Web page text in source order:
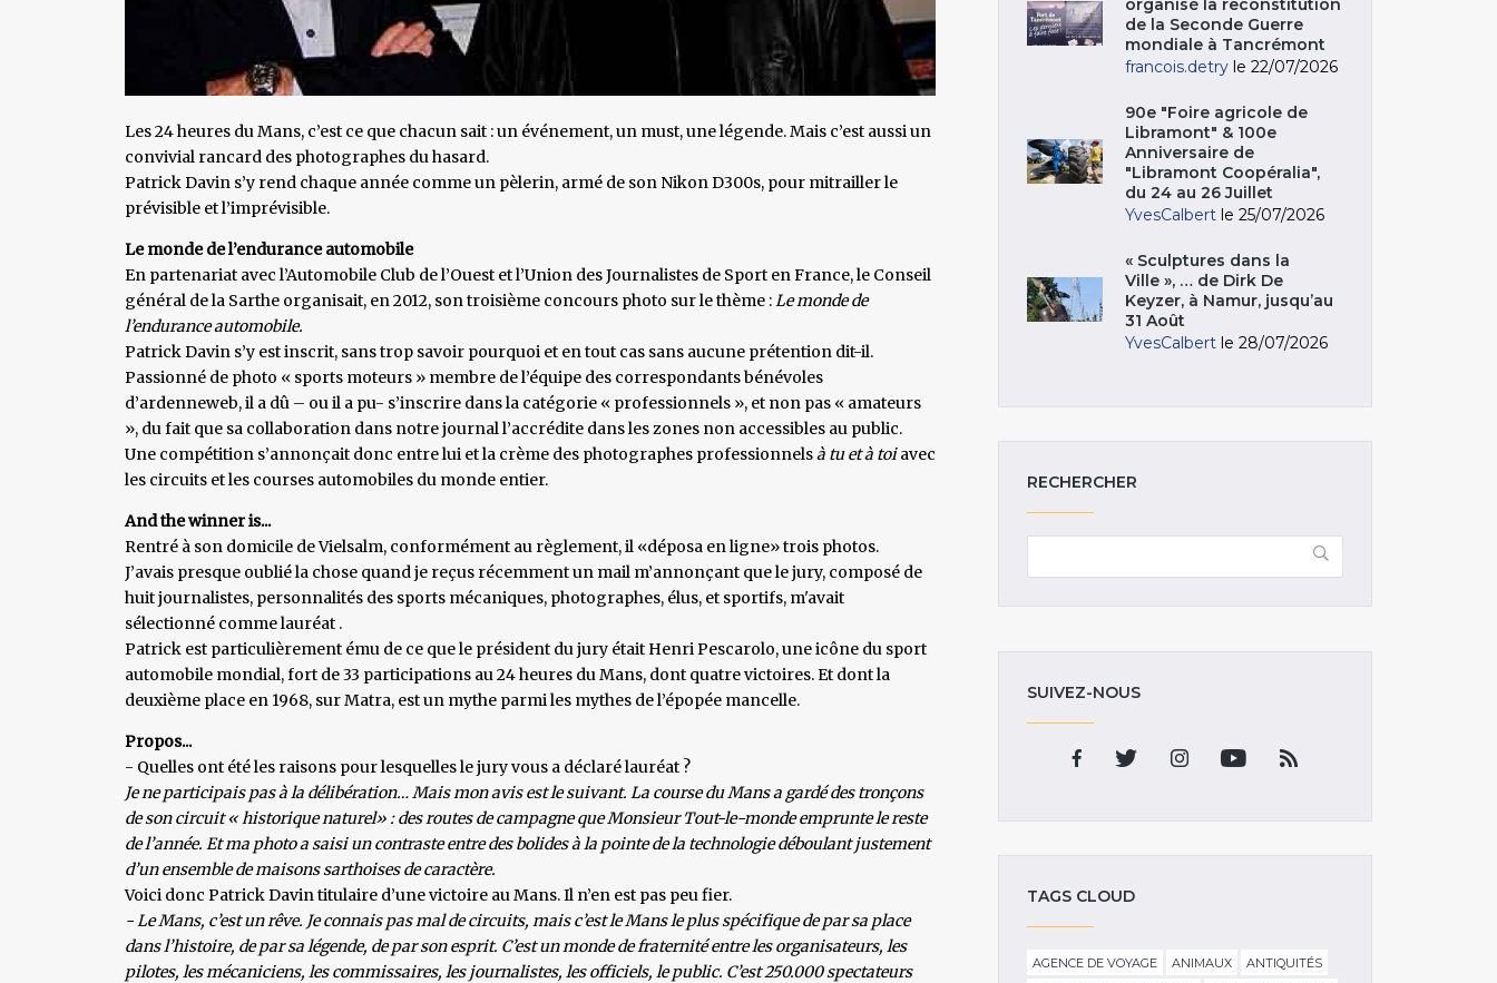
Les 24 heures du Mans, c’est ce que chacun sait : un événement, un must, une légende. Mais c’est aussi un
convivial rancard des photographes du hasard.
Patrick Davin s’y rend chaque année comme un pèlerin, armé de son Nikon D300s, pour mitrailler le
prévisible et l’imprévisible.
Le monde de l’endurance automobile
En partenariat avec l’Automobile Club de l’Ouest et l’Union des Journalistes de Sport en France, le Conseil
général de la Sarthe organisait, en 2012, son troisième concours photo sur le thème :Le monde de
l’endurance automobile.
Patrick Davin s’y est inscrit, sans trop savoir pourquoi et en tout cas sans aucune prétention dit-il.
Passionné de photo « sports moteurs » membre de l’équipe des correspondants bénévoles
d’ardenneweb, il a dû – ou il a pu- s’inscrire dans la catégorie « professionnels », et non pas « amateurs
», du fait que sa collaboration dans notre journal l’accrédite dans les zones non accessibles au public.
Une compétition s’annonçait donc entre lui et la crème des photographes professionnelsà tu et à toiavec
les circuits et les courses automobiles du monde entier.
And the winner is...
Rentré à son domicile de Vielsalm, conformément au règlement, il «déposa en ligne» trois photos.
J’avais presque oublié la chose quand je reçus récemment un mail m’annonçant que le jury, composé de
huit journalistes, personnalités des sports mécaniques, photographes, élus, et sportifs, m'avait
sélectionné comme lauréat .
Patrick est particulièrement ému de ce que le président du jury était Henri Pescarolo, une icône du sport
automobile mondial, fort de 33 participations au 24 heures du Mans, dont quatre victoires. Et dont la
deuxième place en 1968, sur Matra, est un mythe parmi les mythes de l’épopée mancelle.
Propos...
- Quelles ont été les raisons pour lesquelles le jury vous a déclaré lauréat ?
Je ne participais pas à la délibération… Mais mon avis est le suivant. La course du Mans a gardé des tronçons
de son circuit « historique naturel» : des routes de campagne que Monsieur Tout-le-monde emprunte le reste
de l’année. Et ma photo a saisi un contraste entre des bolides à la pointe de la technologie déboulant justement
d’un ensemble de maisons sarthoises de caractère.
Voici donc Patrick Davin titulaire d’une victoire au Mans. Il n’en est pas peu fier.
- Le Mans, c’est un rêve. Je connais pas mal de circuits, mais c’est le Mans le plus spécifique de par sa place
dans l’histoire, de par sa légende, de par son esprit. C’est un monde de fraternité entre les organisateurs, les
pilotes, les mécaniciens, les commissaires, les journalistes, les officiels, le public. C’est 250.000 spectateurs
organisé la reconstitution
de la Seconde Guerre
mondiale à Tancrémont
francois.detry le 22/07/2026
90e "Foire agricole de
Libramont" & 100e
Anniversaire de
"Libramont Coopéralia",
du 24 au 26 Juillet
YvesCalbert le 25/07/2026
« Sculptures dans la
Ville », … de Dirk De
Keyzer, à Namur, jusqu’au
31 Août
YvesCalbert le 28/07/2026
RECHERCHER
SUIVEZ-NOUS
TAGS CLOUD
AGENCE DE VOYAGE ANIMAUX
ANTIQUITÉS